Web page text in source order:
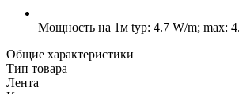
Мощность на 1м typ: 4.7 W/m; max:
Общие характеристики
Тип товара
Лента